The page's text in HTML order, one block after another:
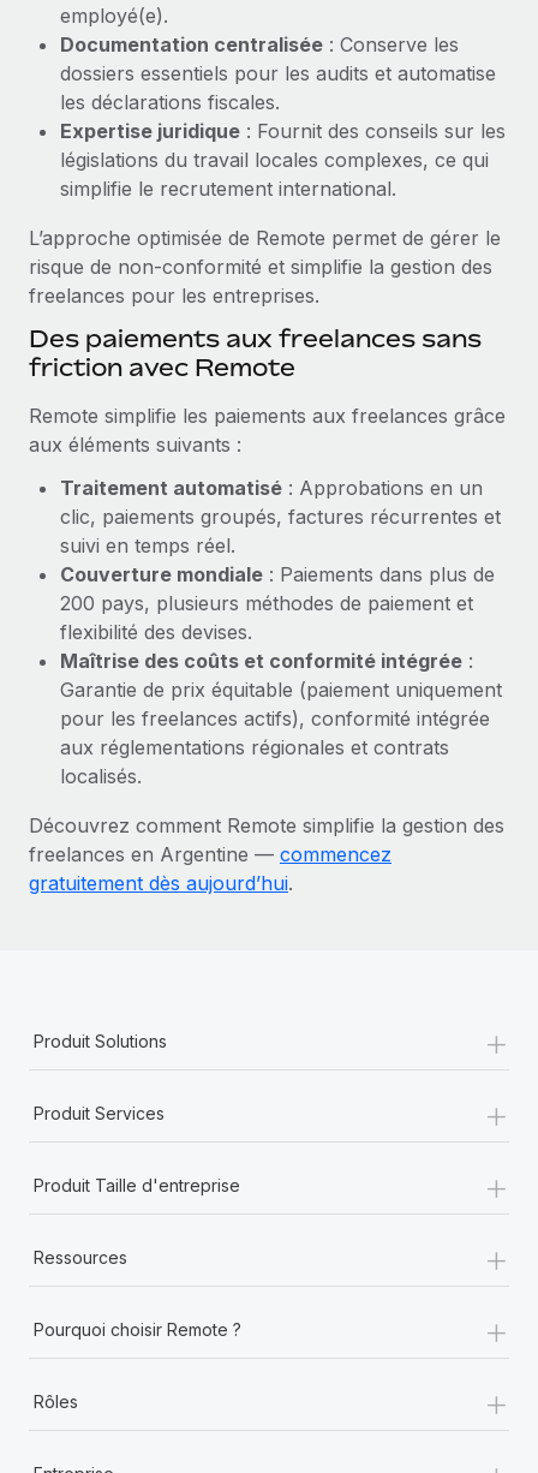
Mobilité et déménagement international
Organisez facilement le déménagement de vos
employés
Avantages sociaux
Gérez facilement les avantages sociaux
Mises à jour des produits de Remote :
Intégrations Gusto et Xero et Gestion des
freelances Plus
Remote a toujours pour mission d'aider les entreprises de
toute taille à embaucher, gérer et payer...
En savoir plus
Comment Phiture gère ses 55 employés
répartis dans 19 pays grâce à Remote
Phiture, un leader notable du conseil en matière de
croissance mobile internationale, encourage les...
En savoir plus
employé(e).
Documentation centralisée : Conserve les
dossiers essentiels pour les audits et automatise
les déclarations fiscales.
Expertise juridique : Fournit des conseils sur les
législations du travail locales complexes, ce qui
simplifie le recrutement international.
L’approche optimisée de Remote permet de gérer le
risque de non‑conformité et simplifie la gestion des
freelances pour les entreprises.
Des paiements aux freelances sans
friction avec Remote
Remote simplifie les paiements aux freelances grâce
aux éléments suivants :
Traitement automatisé : Approbations en un
clic, paiements groupés, factures récurrentes et
suivi en temps réel.
Couverture mondiale : Paiements dans plus de
200 pays, plusieurs méthodes de paiement et
flexibilité des devises.
Maîtrise des coûts et conformité intégrée :
Garantie de prix équitable (paiement uniquement
pour les freelances actifs), conformité intégrée
aux réglementations régionales et contrats
localisés.
Découvrez comment Remote simplifie la gestion des
freelances en Argentine — commencez
gratuitement dès aujourd’hui.
Produit Solutions +
Produit Services +
Produit Taille d'entreprise +
Ressources +
Pourquoi choisir Remote ? +
Rôles +